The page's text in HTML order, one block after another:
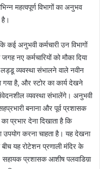
महत्वपूर्ण विभागों का अनुभव
कई अनुभवी कर्मचारी उन विभागों
नए कर्मचारियों को मौका दिया
व्यवस्था संभालने वाले नवीन
गया है, और स्टोर का कार्य देखने
व्यवस्था संभालेंगे। अनुभवी
बनाना और पूर्व प्रशासक
प्रभार देना दिखाता है कि
उपयोग करना चाहता है। यह देखना
यह रोटेशन प्रणाली मंदिर के
सहायक प्रशासक आशीष पलवाडिय़ा